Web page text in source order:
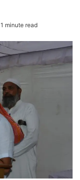
1 minute read